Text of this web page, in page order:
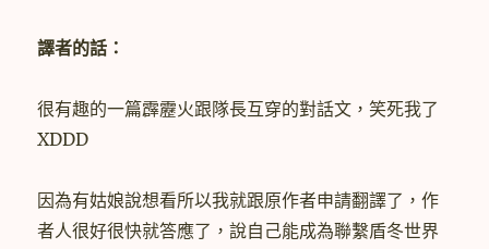
譯者的話：
很有趣的一篇霹靂火跟隊長互穿的對話文，笑死我了
XDDD
因為有姑娘說想看所以我就跟原作者申請翻譯了，作
者人很好很快就答應了，說自己能成為聯繫盾冬世界